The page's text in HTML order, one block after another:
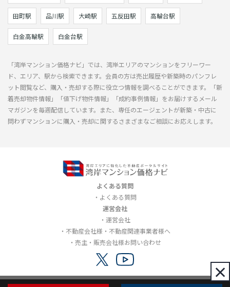
×
田町駅 品川駅 大崎駅 五反田駅 高輪台駅
白金高輪駅 白金台駅
「湾岸マンション価格ナビ」では、湾岸エリアのマンションをフリーワー
ド、エリア、駅から検索できます。会員の方は売出履歴や新築時のパンフレ
ット閲覧など、購入・売却する際に役立つ情報を調べることができます。「新
着売却物件情報」「値下げ物件情報」「成約事例情報」をお届けするメール
マガジンを毎週配信しています。また、専任のエージェントが新築・中古に
問わずマンションに購入・売却に関するさまざまなご相談にお応えします。
よくある質問
よくある質問
運営会社
運営会社
不動産会社様・不動産関連事業者様へ
売主・販売会社様お問い合わせ